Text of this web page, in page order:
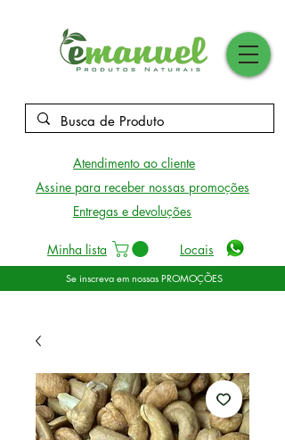
Se inscreva em nossas PROMOÇÕES
Atendimento ao cliente
Assine para receber nossas promoções
Entregas e devoluções
Minha lista Locais